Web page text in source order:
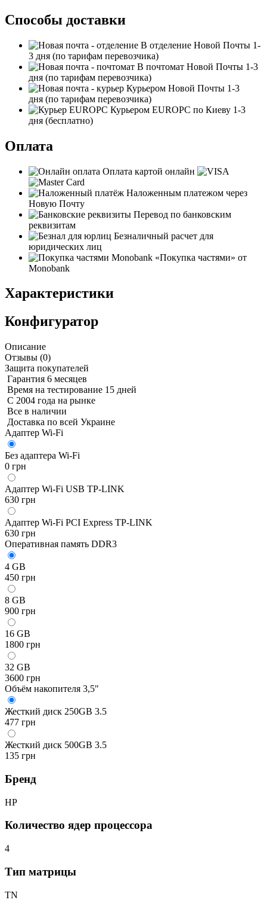
Способы доставки
В отделение Новой Почты 1-
3 дня (по тарифам перевозчика)
В почтомат Новой Почты 1-3
дня (по тарифам перевозчика)
Курьером Новой Почты 1-3
дня (по тарифам перевозчика)
Курьером EUROPC по Киеву 1-3
дня (бесплатно)
Оплата
Оплата картой онлайн
Наложенным платежом через
Новую Почту
Перевод по банковским
реквизитам
Безналичный расчет для
юридических лиц
«Покупка частями» от
Monobank
Характеристики
Конфигуратор
Описание
Отзывы (0)
Защита покупателей
Гарантия 6 месяцев
Время на тестирование 15 дней
С 2004 года на рынке
Все в наличии
Доставка по всей Украине
Адаптер Wi-Fi
Без адаптера Wi-Fi
0 грн
Адаптер Wi-Fi USB TP-LINK
630 грн
Адаптер Wi-Fi PCI Express TP-LINK
630 грн
Оперативная память DDR3
4 GB
450 грн
8 GB
900 грн
16 GB
1800 грн
32 GB
3600 грн
Объём накопителя 3,5"
Жесткий диск 250GB 3.5
477 грн
Жесткий диск 500GB 3.5
135 грн
Бренд
HP
Количество ядер процессора
4
Тип матрицы
TN